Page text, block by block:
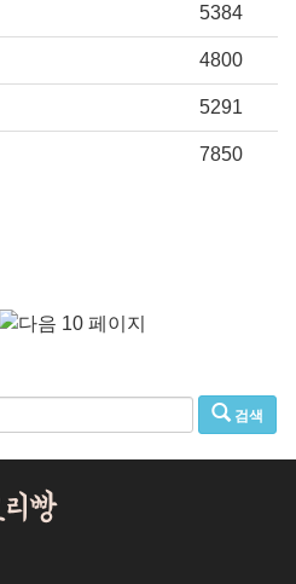
5384
4800
5291
7850
검색